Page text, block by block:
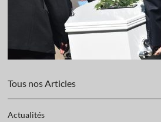
Tous nos Articles
Actualités